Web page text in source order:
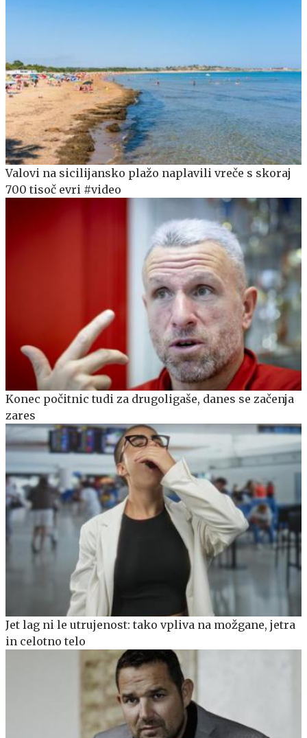
Valovi na sicilijansko plažo naplavili vreče s skoraj
700 tisoč evri #video
Konec počitnic tudi za drugoligaše, danes se začenja
zares
Jet lag ni le utrujenost: tako vpliva na možgane, jetra
in celotno telo